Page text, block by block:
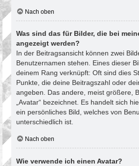
Nach oben
Was sind das für Bilder, die bei
angezeigt werden?
In der Beitragsansicht können zwei
Benutzernamen stehen. Eines dieser
deinem Rang verknüpft: Oft sind dies
Punkte, die deine Beitragszahl oder
angeben. Das andere, meist größere,
„Avatar“ bezeichnet. Es handelt sich
ein persönliches Bild, welches von
unterschiedlich ist.
Nach oben
Wie verwende ich einen Avatar?